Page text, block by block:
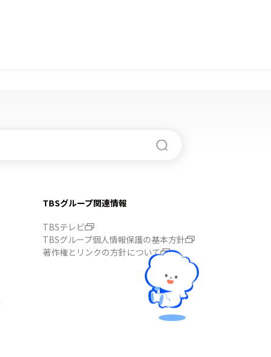
TBSグループ関連情報
TBSテレビ
TBSグループ個人情報保護の基本方針
著作権とリンクの方針について